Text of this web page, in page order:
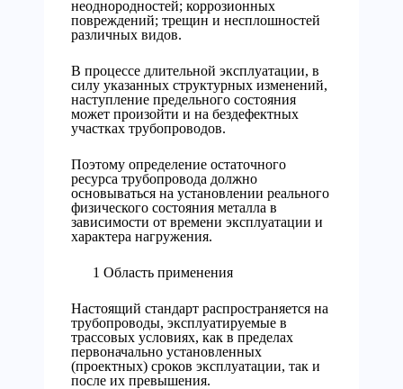
неоднородностей; коррозионных
повреждений; трещин и несплошностей
различных видов.
В процессе длительной эксплуатации, в
силу указанных структурных изменений,
наступление предельного состояния
может произойти и на бездефектных
участках трубопроводов.
Поэтому определение остаточного
ресурса трубопровода должно
основываться на установлении реального
физического состояния металла в
зависимости от времени эксплуатации и
характера нагружения.
1 Область применения
Настоящий стандарт распространяется на
трубопроводы, эксплуатируемые в
трассовых условиях, как в пределах
первоначально установленных
(проектных) сроков эксплуатации, так и
после их превышения.